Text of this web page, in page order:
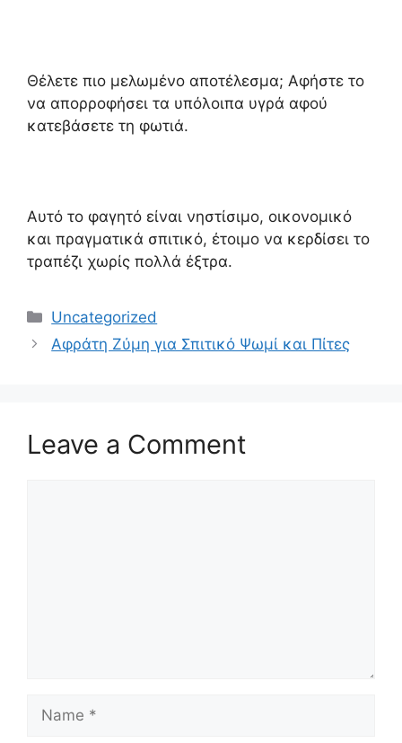
Θέλετε πιο μελωμένο αποτέλεσμα; Αφήστε το
να απορροφήσει τα υπόλοιπα υγρά αφού
κατεβάσετε τη φωτιά.
Αυτό το φαγητό είναι νηστίσιμο, οικονομικό
και πραγματικά σπιτικό, έτοιμο να κερδίσει το
τραπέζι χωρίς πολλά έξτρα.
Categories
Uncategorized
Αφράτη Ζύμη για Σπιτικό Ψωμί και Πίτες
Leave a Comment